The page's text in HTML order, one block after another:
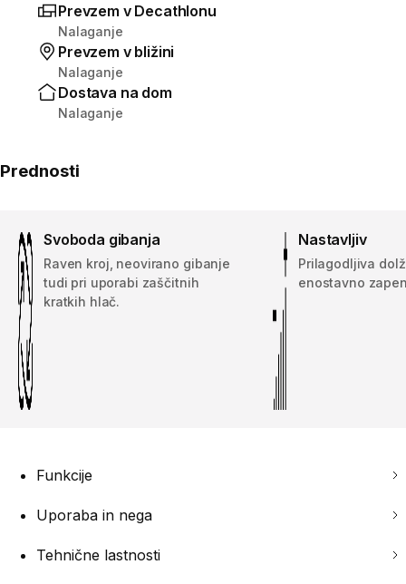
Prevzem v Decathlonu
Nalaganje
Prevzem v bližini
Nalaganje
Dostava na dom
Nalaganje
Prednosti
Svoboda gibanja
Raven kroj, neovirano gibanje
tudi pri uporabi zaščitnih
kratkih hlač.
Nastavljiv
Prilagodljiva
enostavno
Funkcije
Uporaba in nega
Tehnične lastnosti